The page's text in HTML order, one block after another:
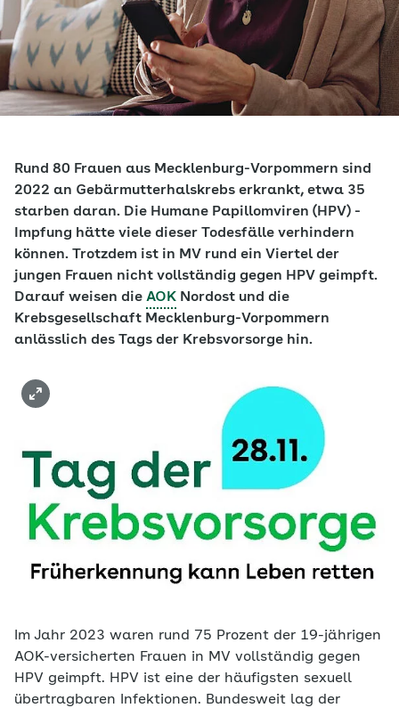
Rund 80 Frauen aus Mecklenburg-Vorpommern sind
2022 an Gebärmutterhalskrebs erkrankt, etwa 35
starben daran. Die Humane Papillomviren (HPV) -
Impfung hätte viele dieser Todesfälle verhindern
können. Trotzdem ist in MV rund ein Viertel der
jungen Frauen nicht vollständig gegen HPV geimpft.
Darauf weisen die AOK Nordost und die
Krebsgesellschaft Mecklenburg-Vorpommern
anlässlich des Tags der Krebsvorsorge hin.
Im Jahr 2023 waren rund 75 Prozent der 19-jährigen
AOK-versicherten Frauen in MV vollständig gegen
HPV geimpft. HPV ist eine der häufigsten sexuell
übertragbaren Infektionen. Bundesweit lag der